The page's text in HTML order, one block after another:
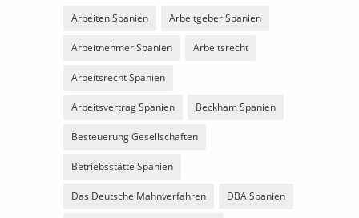
Arbeiten Spanien Arbeitgeber Spanien
Arbeitnehmer Spanien Arbeitsrecht
Arbeitsrecht Spanien
Arbeitsvertrag Spanien Beckham Spanien
Besteuerung Gesellschaften
Betriebsstätte Spanien
Das Deutsche Mahnverfahren DBA Spanien